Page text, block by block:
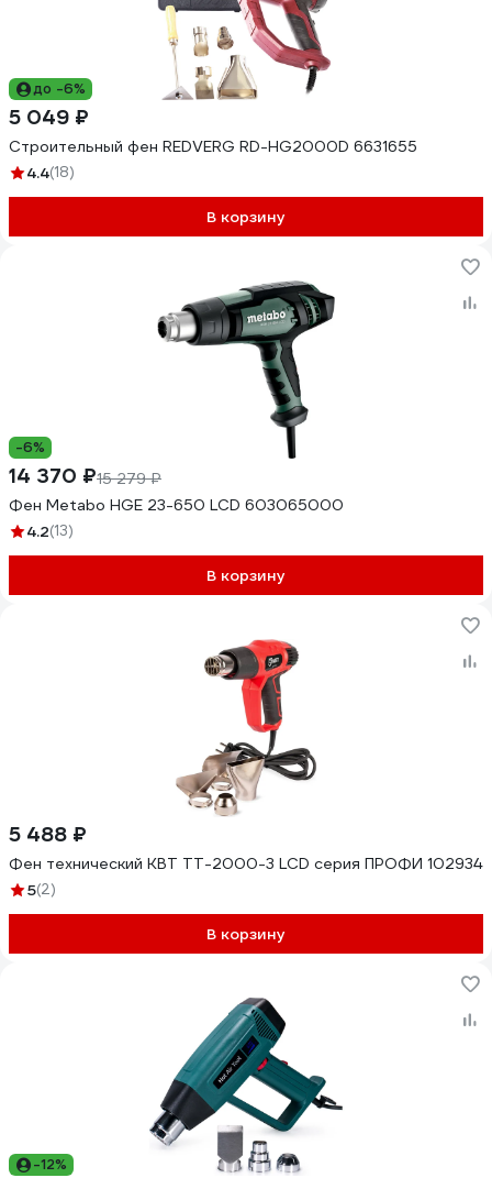
до -6%
5 049 ₽
Строительный фен REDVERG RD-HG2000D 6631655
4.4(18)
В корзину
-6%
14 370 ₽15 279 ₽
Фен Metabo HGE 23-650 LCD 603065000
4.2(13)
В корзину
5 488 ₽
Фен технический КВТ TT-2000-3 LCD серия ПРОФИ 102934
5(2)
В корзину
-12%